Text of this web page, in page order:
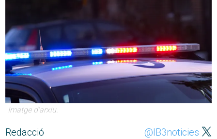
Imatge d'arxiu.
Redacció @IB3noticies